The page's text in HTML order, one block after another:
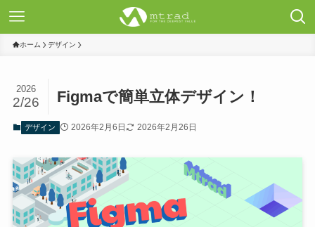
ホーム デザイン
Figmaで簡単立体デザイン！
2026
2/26
デザイン 2026年2月6日 2026年2月26日